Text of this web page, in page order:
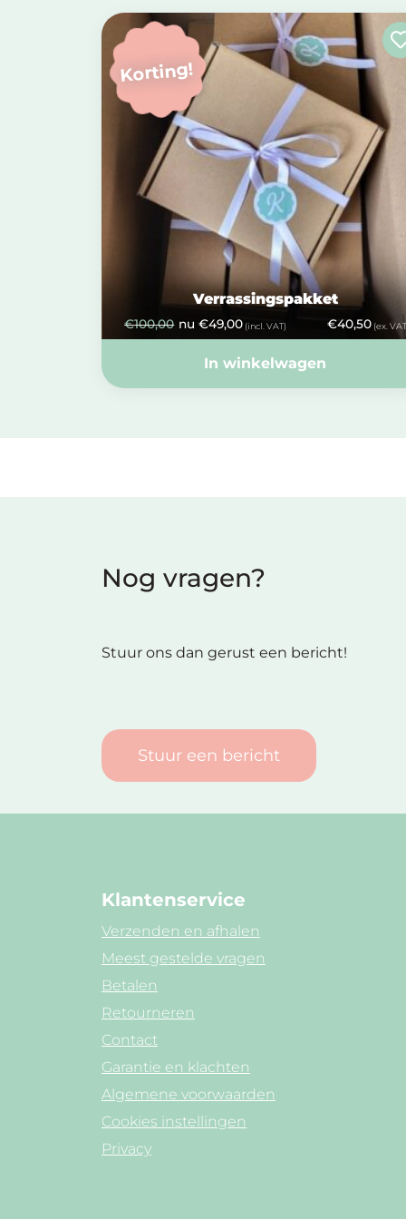
Korting!
Verrassingspakket
€100,00 nu €49,00 (incl. VAT) €40,50(ex.
In winkelwagen
Nog vragen?
Stuur ons dan gerust een bericht!
Stuur een bericht
Klantenservice
Verzenden en afhalen
Meest gestelde vragen
Betalen
Retourneren
Contact
Garantie en klachten
Algemene voorwaarden
Cookies instellingen
Privacy